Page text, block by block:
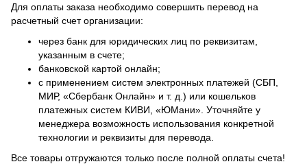
Для оплаты заказа необходимо совершить перевод на
расчетный счет организации:
через банк для юридических лиц по реквизитам,
указанным в счете;
банковской картой онлайн;
с применением систем электронных платежей (СБП,
МИР, «Сбербанк Онлайн» и т. д.) или кошельков
платежных систем КИВИ, «ЮМани». Уточняйте у
менеджера возможность использования конкретной
технологии и реквизиты для перевода.
Все товары отгружаются только после полной оплаты счета!